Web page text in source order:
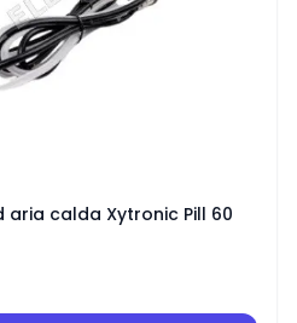
calda Xytronic Pill 60